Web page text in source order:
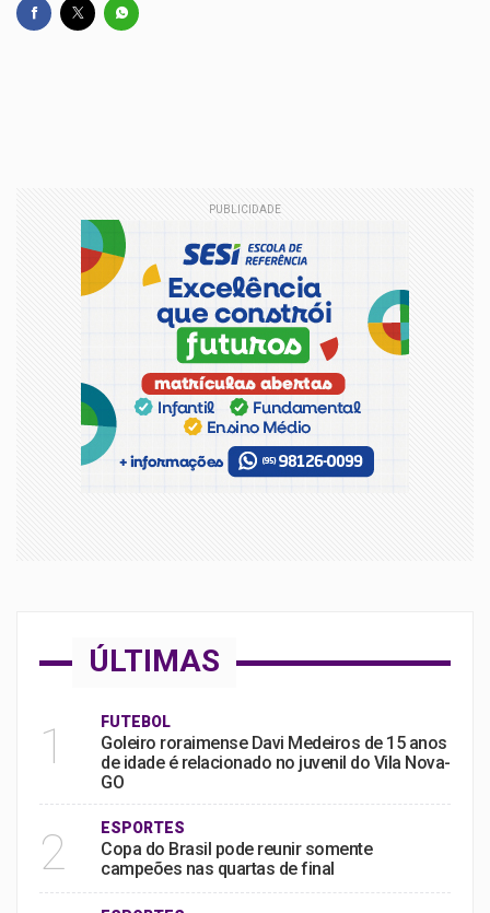
PUBLICIDADE
ÚLTIMAS
1 FUTEBOL
Goleiro roraimense Davi Medeiros de 15 anos
de idade é relacionado no juvenil do Vila Nova-
GO
2 ESPORTES
Copa do Brasil pode reunir somente
campeões nas quartas de final